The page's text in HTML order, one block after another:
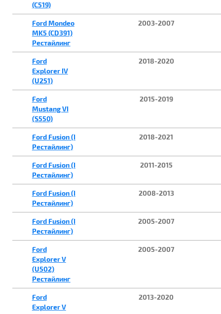
(C519)
Ford Mondeo
MK5 (CD391)
Рестайлинг
2003-2007
Ford
Explorer IV
(U251)
2018-2020
Ford
Mustang VI
(S550)
2015-2019
Ford Fusion (I
Рестайлинг)
2018-2021
Ford Fusion (I
Рестайлинг)
2011-2015
Ford Fusion (I
Рестайлинг)
2008-2013
Ford Fusion (I
Рестайлинг)
2005-2007
Ford
Explorer V
(U502)
Рестайлинг
2005-2007
Ford
Explorer V
2013-2020